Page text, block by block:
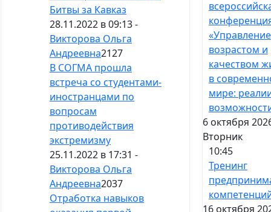
Битвы за Кавказ
28.11.2022 в 09:13 -
Викторова Ольга
Андреевна2127
В СОГМА прошла
встреча со студентами-
иностранцами по
вопросам
противодействия
экстремизму
25.11.2022 в 17:31 -
Викторова Ольга
Андреевна2037
Отработка навыков
«Управление
возрастом и
качеством
в
мире:
6 октября
Вторник
10:45
Тренинг
16 октября